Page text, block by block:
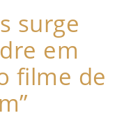
surge
em
filme de